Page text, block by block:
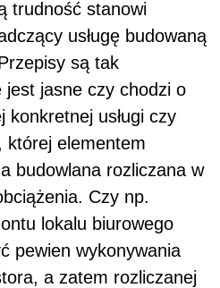
trudność stanowi
usługę budowaną
są tak
jest jasne czy chodzi o
konkretnej usługi czy
której elementem
budowlana rozliczana w
Czy np.
lokalu biurowego
pewien wykonywania
a zatem rozliczanej